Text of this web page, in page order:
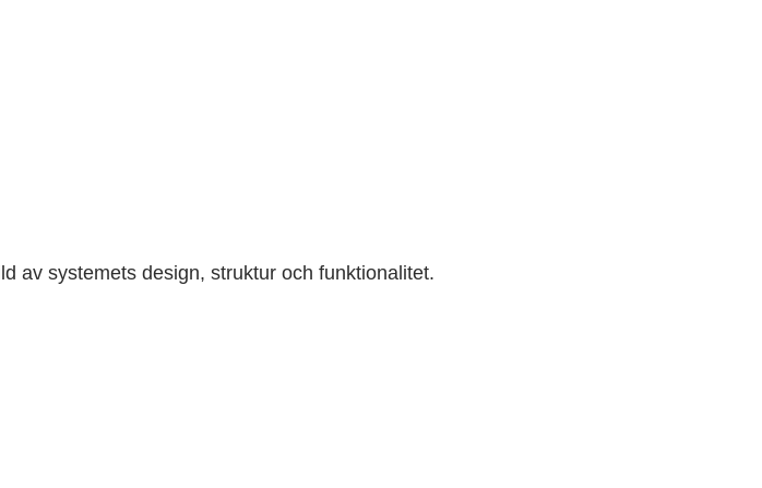
av systemets design, struktur och funktionalitet.